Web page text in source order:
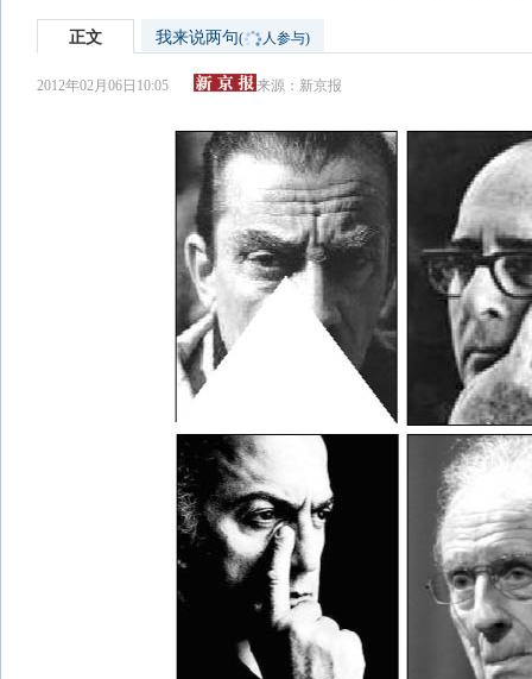
正文 我来说两句( 人参与)
2012年02月06日10:05 来源： 新京报